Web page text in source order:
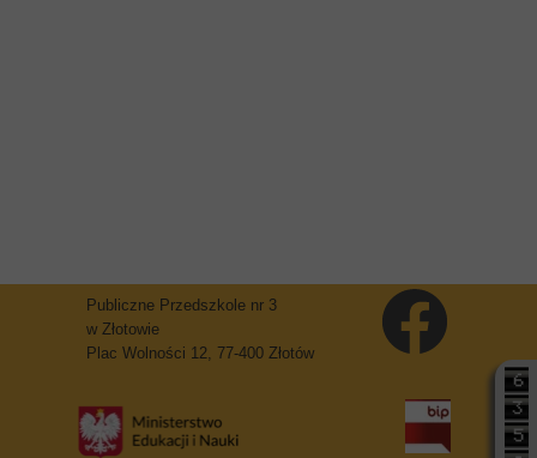
Publiczne Przedszkole nr 3
w Złotowie
Plac Wolności 12, 77-400 Złotów